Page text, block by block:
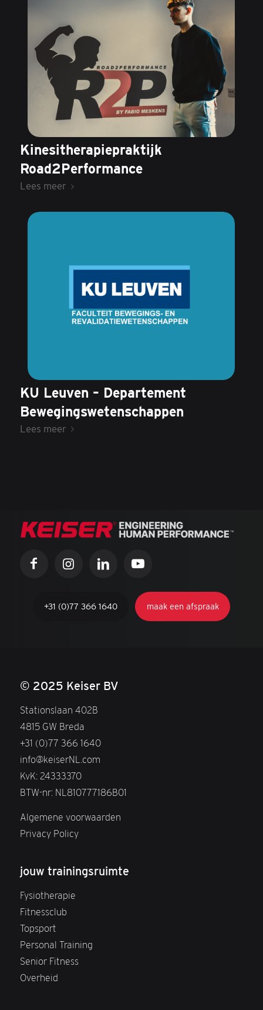
Kinesitherapiepraktijk
Road2Performance
Lees meer
KU Leuven – Departement
Bewegingswetenschappen
Lees meer
+31 (0)77 366 1640 maak een afspraak
© 2025 Keiser BV
Stationslaan 402B
4815 GW Breda
+31 (0)77 366 1640
info@keiserNL.com
KvK: 24333370
BTW-nr: NL810777186B01
Algemene voorwaarden
Privacy Policy
jouw trainingsruimte
Fysiotherapie
Fitnessclub
Topsport
Personal Training
Senior Fitness
Overheid